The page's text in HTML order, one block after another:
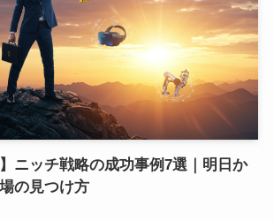
ニッチ戦略の成功事例7選｜明日か
の見つけ方